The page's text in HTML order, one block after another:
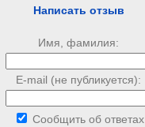
Написать отзыв
Имя, фамилия:
E-mail (не публикуется):
Сообщить об ответах